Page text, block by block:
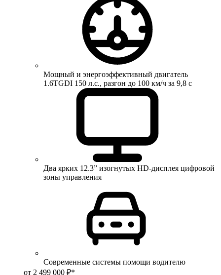
Мощный и энергоэффективный двигатель
1.6TGDI 150 л.с., разгон до 100 км/ч за 9,8 с
Два ярких 12.3” изогнутых HD-дисплея цифровой
зоны управления
Современные системы помощи водителю
от 2 499 000 ₽*